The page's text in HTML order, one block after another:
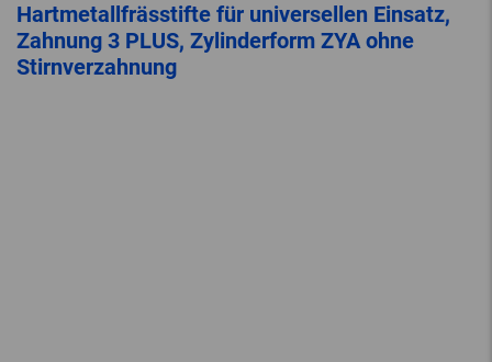
Hartmetallfrässtifte für universellen Einsatz,
Zahnung 3 PLUS, Zylinderform ZYA ohne
Stirnverzahnung